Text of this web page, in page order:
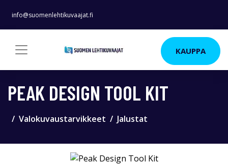
info@suomenlehtikuvaajat.fi
KAUPPA
PEAK DESIGN TOOL KIT
Valokuvaustarvikkeet Jalustat